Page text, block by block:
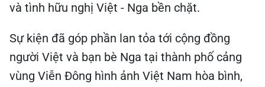
và tình hữu nghị Việt - Nga bền chặt.
Sự kiện đã góp phần lan tỏa tới cộng đồng
người Việt và bạn bè Nga tại thành phố cảng
vùng Viễn Đông hình ảnh Việt Nam hòa bình,